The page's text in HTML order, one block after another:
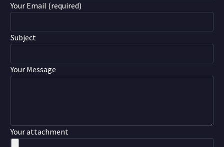
Your Email (required)
Subject
Your Message
Your attachment